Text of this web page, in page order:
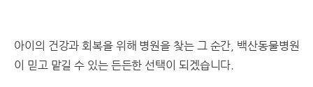
아이의 건강과 회복을 위해 병원을 찾는 그 순간, 백산동물병원
이 믿고 맡길 수 있는 든든한 선택이 되겠습니다.